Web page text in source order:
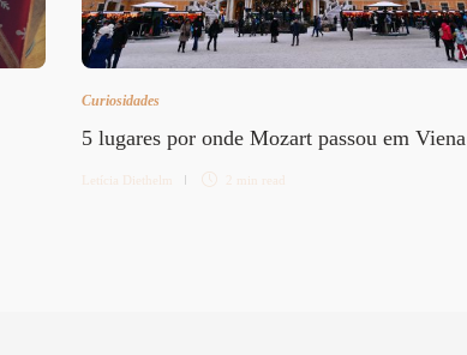
Curiosidades
5 lugares por onde Mozart passou em Viena
Letícia Diethelm 2 min read